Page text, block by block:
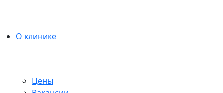
О клинике
Цены